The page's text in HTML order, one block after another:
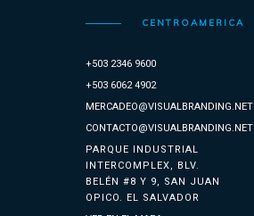
CENTROAMERICA
+503 2346 9600
+503 6062 4902
MERCADEO@VISUALBRANDING.NET
CONTACTO@VISUALBRANDING.NET
PARQUE INDUSTRIAL
INTERCOMPLEX, BLV.
BELÉN #8 Y 9, SAN JUAN
OPICO. EL SALVADOR